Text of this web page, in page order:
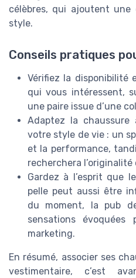
célèbres, qui ajoutent
style.
Conseils pratiques
Vérifiez la disponibilité
qui vous intéressent,
une paire issue d’une
Adaptez la
votre style de vie : un
et la performance,
recherchera
Gardez à l’esprit que
pelle peut aussi être
du moment, la pub
sensations évoquées
marketing.
En résumé, associer ses
vestimentaire, c’est